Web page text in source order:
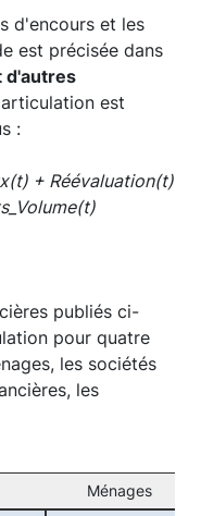
d'encours et les
est précisée dans
d'autres
est
:
+ Réévaluation(t)
publiés ci-
pour quatre
les sociétés
les
Ménages